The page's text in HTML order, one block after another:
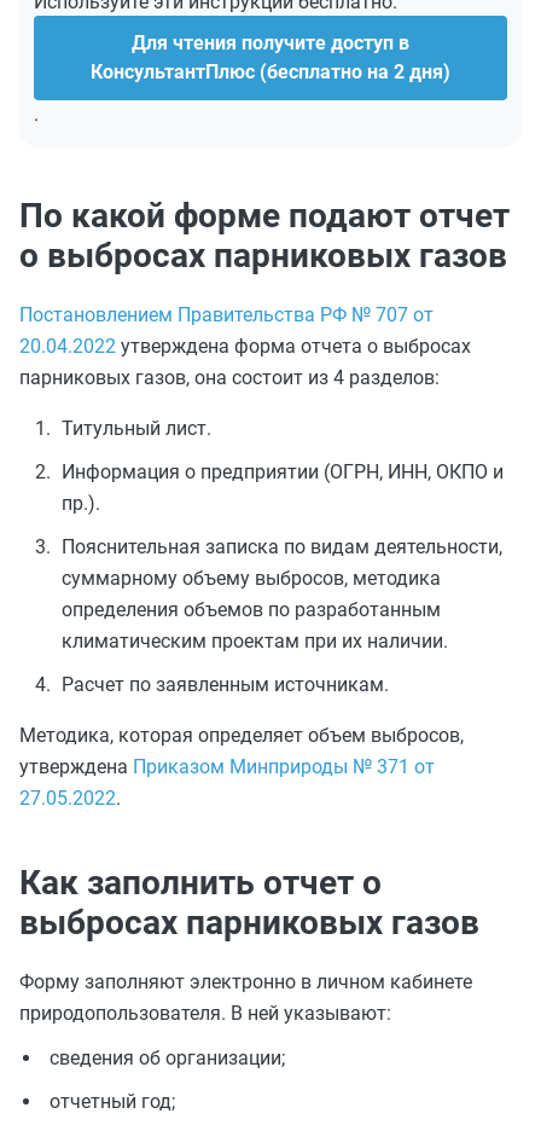
Для чтения получите доступ в
КонсультантПлюс (бесплатно на 2 дня)
.
По какой форме подают отчет
о выбросах парниковых газов
Постановлением Правительства РФ № 707 от
20.04.2022 утверждена форма отчета о выбросах
парниковых газов, она состоит из 4 разделов:
Титульный лист.
Информация о предприятии (ОГРН, ИНН, ОКПО и
пр.).
Пояснительная записка по видам деятельности,
суммарному объему выбросов, методика
определения объемов по разработанным
климатическим проектам при их наличии.
Расчет по заявленным источникам.
Методика, которая определяет объем выбросов,
утверждена Приказом Минприроды № 371 от
27.05.2022.
Как заполнить отчет о
выбросах парниковых газов
Форму заполняют электронно в личном кабинете
природопользователя. В ней указывают:
сведения об организации;
отчетный год;